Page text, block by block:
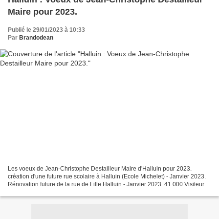
Maire pour 2023.
Publié le 29/01/2023 à 10:33
Par Brandodean
Les voeux de Jean-Christophe Destailleur Maire d'Halluin pour 2023.
création d'une future rue scolaire à Halluin (Ecole Michelet) - Janvier 2023.
Rénovation future de la rue de Lille Halluin - Janvier 2023. 41 000 Visiteurs